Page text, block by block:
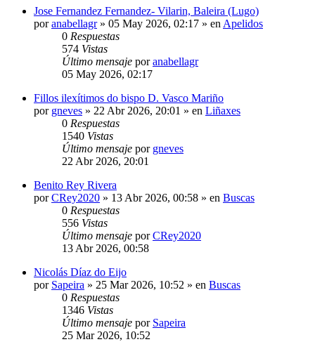
Jose Fernandez Fernandez- Vilarin, Baleira (Lugo)
poranabellagr» 05 May 2026, 02:17 » en Apelidos
0 Respuestas
574 Vistas
Último mensaje poranabellagr
05 May 2026, 02:17
Fillos ilexítimos do bispo D. Vasco Mariño
por gneves » 22 Abr 2026, 20:01 » en Liñaxes
0 Respuestas
1540 Vistas
Último mensaje por gneves
22 Abr 2026, 20:01
Benito Rey Rivera
porCRey2020 » 13 Abr 2026, 00:58 » en Buscas
0 Respuestas
556 Vistas
Último mensaje porCRey2020
13 Abr 2026, 00:58
Nicolás Díaz do Eijo
por Sapeira » 25 Mar 2026, 10:52 » en Buscas
0 Respuestas
1346 Vistas
Último mensaje por Sapeira
25 Mar 2026, 10:52